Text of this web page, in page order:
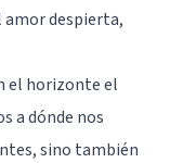
amor despierta,
el horizonte el
a dónde nos
sino también